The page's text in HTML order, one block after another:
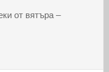
от вятъра –